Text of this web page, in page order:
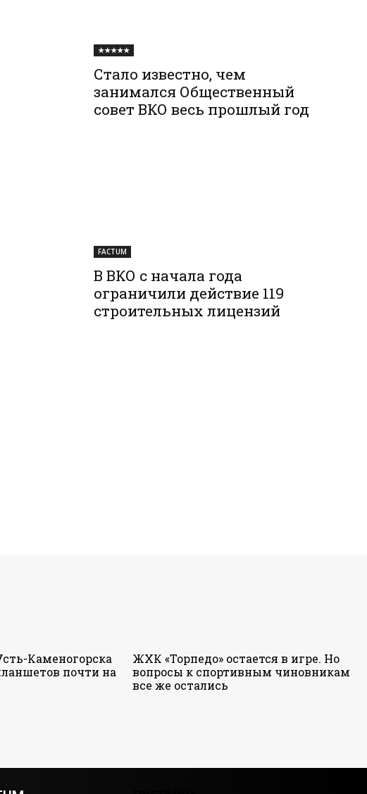
★★★★★
Стало известно, чем
занимался Общественный
совет ВКО весь прошлый год
FACTUM
В ВКО с начала года
ограничили действие 119
строительных лицензий
Каменогорска
почти на
ЖХК «Торпедо» остается в игре. Но
вопросы к спортивным чиновникам
все же остались